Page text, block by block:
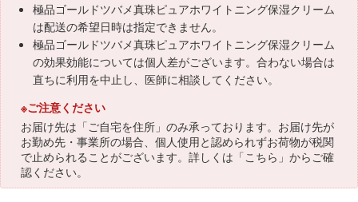
極品ゴールドツバメ真珠ピュアホワイトニング保湿クリーム
は配送の希望日時は指定できません。
極品ゴールドツバメ真珠ピュアホワイトニング保湿クリーム
の効果効能については個人差がございます。合わない場合は
直ちに利用を中止し、医師に相談してください。
※ご注意ください
お届け先は「ご自宅を住所」のみ承っております。お届け先が
お勤め先・事業所の場合、個人使用と認められずお荷物が税関
で止められることがございます。詳しくは「こちら 」からご確
認ください。